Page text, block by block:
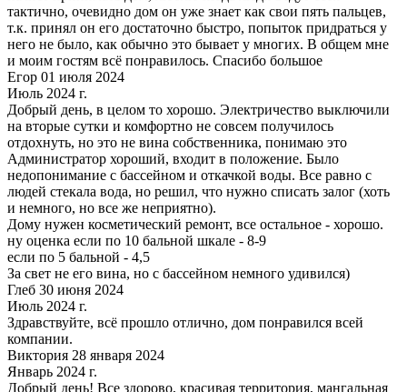
тактично, очевидно дом он уже знает как свои пять пальцев,
т.к. принял он его достаточно быстро, попыток придраться у
него не было, как обычно это бывает у многих. В общем мне
и моим гостям всё понравилось. Спасибо большое
Егор 01 июля 2024
Июль 2024 г.
Добрый день, в целом то хорошо. Электричество выключили
на вторые сутки и комфортно не совсем получилось
отдохнуть, но это не вина собственника, понимаю это
Администратор хороший, входит в положение. Было
недопонимание с бассейном и откачкой воды. Все равно с
людей стекала вода, но решил, что нужно списать залог (хоть
и немного, но все же неприятно).
Дому нужен косметический ремонт, все остальное - хорошо.
ну оценка если по 10 бальной шкале - 8-9
если по 5 бальной - 4,5
За свет не его вина, но с бассейном немного удивился)
Глеб 30 июня 2024
Июль 2024 г.
Здравствуйте, всё прошло отлично, дом понравился всей
компании.
Виктория 28 января 2024
Январь 2024 г.
Добрый день! Все здорово, красивая территория, мангальная